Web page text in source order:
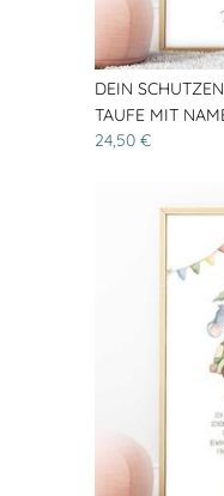
DEIN
TAUFE MIT
24,50 €